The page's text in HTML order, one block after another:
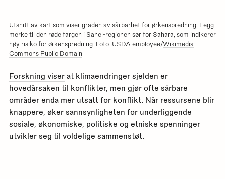
Utsnitt av kart som viser graden av sårbarhet for ørkenspredning. Legg
merke til den røde fargen i Sahel-regionen sør for Sahara, som indikerer
høy risiko for ørkenspredning. Foto: USDA employee/Wikimedia
Commons Public Domain
Forskning viserat klimaendringer sjelden er
hovedårsaken til konflikter, men gjør ofte sårbare
områder enda mer utsatt for konflikt. Når ressursene blir
knappere, øker sannsynligheten for underliggende
sosiale, økonomiske, politiske og etniske spenninger
utvikler seg til voldelige sammenstøt.